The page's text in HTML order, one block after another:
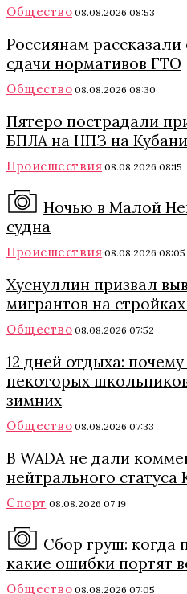
Общество 08.08.2026 08:53
Россиянам
сдачи нормативов ГТО
Общество 08.08.2026 08:30
Пятеро пострадали
БПЛА на НПЗ на Кубани
Происшествия 08.08.2026 08:15
Ночью в Малой
судна
Происшествия 08.08.2026 08:05
Хуснуллин призвал
мигрантов на
Общество 08.08.2026 07:52
12 дней отдыха:
некоторых
зимних
Общество 08.08.2026 07:33
В WADA не дали
нейтрального
Спорт 08.08.2026 07:19
Сбор груш: когда
какие ошибки портят
Общество 08.08.2026 07:05